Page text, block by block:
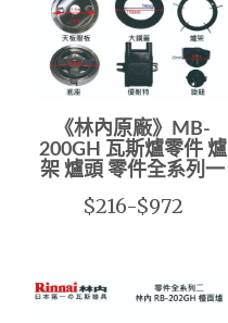
《林內原廠》MB-
200GH 瓦斯爐零件 爐
架 爐頭 零件全系列一
$216-$972